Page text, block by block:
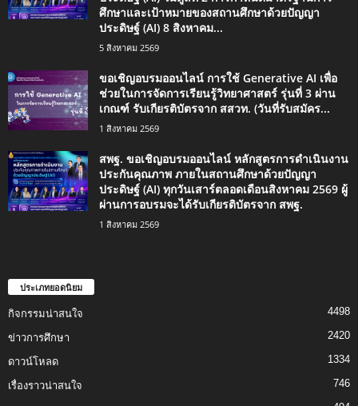
ศึกษาและเป้าหมายของสถานศึกษาด้วยปัญญา
ประดิษฐ์ (AI) 8 สิงหาคม...
5 สิงหาคม 2569
ขอเชิญอบรมออนไลน์ การใช้ Generative AI เพื่อ
ช่วยในการจัดการเรียนรู้วิทยาศาสตร์ รุ่นที่ 3 ผ่าน
เกณฑ์ รับเกียรติบัตรจาก สสวท. (วันที่รับสมัคร...
1 สิงหาคม 2569
สพฐ. ขอเชิญอบรมออนไลน์ หลักสูตรการดำเนินงาน
ประกันคุณภาพ ภายในสถานศึกษาด้วยปัญญา
ประดิษฐ์ (AI) ทุกวันเสาร์ตลอดเดือนสิงหาคม 2569 ผู้
ผ่านการอบรมจะได้รับเกียรติบัตรจาก สพฐ.
1 สิงหาคม 2569
ประเภทยอดนิยม
กิจกรรมน่าสนใจ 4498
ข่าวการศึกษา 2420
ดาวน์โหลด 1334
เรื่องราวน่าสนใจ 746